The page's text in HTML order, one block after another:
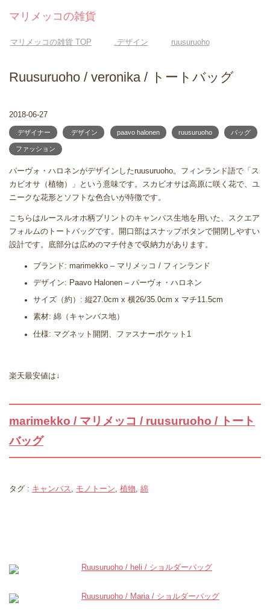
マリメッコの雑貨
マリメッコの雑貨TOP .デザイン ruusuruoho
Ruusuruoho / veronika / トートバッグ
2018-06-27
.デザイナー .デザイン paavo halonen ruusuruoho バッグ
ファッション
パーヴォ・ハロネンがデザインしたruusuruoho。フィンランド語で「ス
カビオサ（植物）」という意味です。スカビオサは高原に咲く花で、ユ
ニークな花形とソフトな色合いが特徴です。
こちらはルースルオホ柄プリントのキャンバス生地を用いた、スクエア
フォルムのトートバッグです。開口部はスナップボタンで開閉しやすい
設計です。底部分は広めのマチ付きで収納力があります。
ブランド: marimekko – マリメッコ / フィンランド
デザイン: Paavo Halonen – パーヴォ・ハロネン
サイズ（約）: 縦27.0cm x 横26/35.0cm x マチ11.5cm
素材: 綿（キャンバス地）
仕様: マグネット開閉、ファスナーポケット1
楽天最安値は↓
marimekko / マリメッコ / ruusuruoho / トート
バッグ
タグ : キャンバス モノトーン 植物 綿
Ruusuruoho / heli / ショルダーバッグ
Ruusuruoho / Maria / ショルダーバッグ